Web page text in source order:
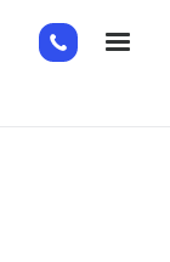
+31
85